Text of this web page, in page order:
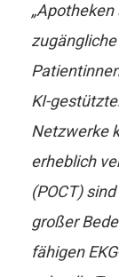
„Apotheken
KI-
Netzwerke
erheblich
(POCT)
großer
fähigen